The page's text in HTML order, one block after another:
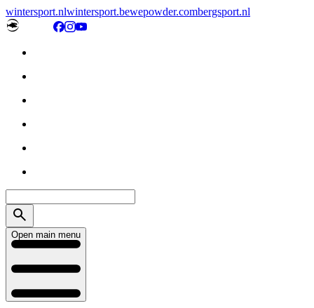
wintersport.nlwintersport.bewepowder.combergsport.nl
Open main menu